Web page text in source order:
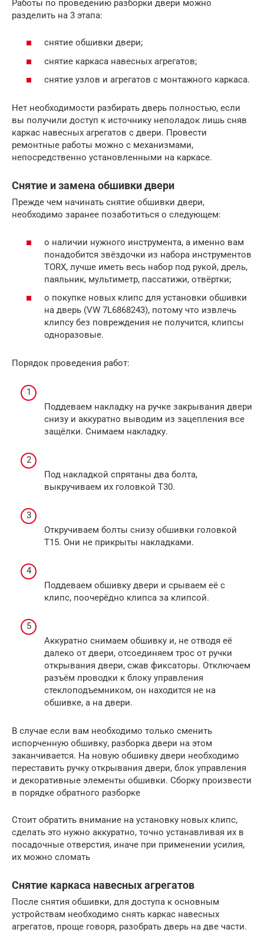
Работы по проведению разборки двери можно
разделить на 3 этапа:
снятие обшивки двери;
снятие каркаса навесных агрегатов;
снятие узлов и агрегатов с монтажного каркаса.
Нет необходимости разбирать дверь полностью, если
вы получили доступ к источнику неполадок лишь сняв
каркас навесных агрегатов с двери. Провести
ремонтные работы можно с механизмами,
непосредственно установленными на каркасе.
Снятие и замена обшивки двери
Прежде чем начинать снятие обшивки двери,
необходимо заранее позаботиться о следующем:
о наличии нужного инструмента, а именно вам
понадобится звёздочки из набора инструментов
TORX, лучше иметь весь набор под рукой, дрель,
паяльник, мультиметр, пассатижи, отвёртки;
о покупке новых клипс для установки обшивки
на дверь (VW 7L6868243), потому что извлечь
клипсу без повреждения не получится, клипсы
одноразовые.
Порядок проведения работ:
Поддеваем накладку на ручке закрывания двери
снизу и аккуратно выводим из зацепления все
защёлки. Снимаем накладку.
Под накладкой спрятаны два болта,
выкручиваем их головкой Т30.
Откручиваем болты снизу обшивки головкой
Т15. Они не прикрыты накладками.
Поддеваем обшивку двери и срываем её с
клипс, поочерёдно клипса за клипсой.
Аккуратно снимаем обшивку и, не отводя её
далеко от двери, отсоединяем трос от ручки
открывания двери, сжав фиксаторы. Отключаем
разъём проводки к блоку управления
стеклоподъемником, он находится не на
обшивке, а на двери.
В случае если вам необходимо только сменить
испорченную обшивку, разборка двери на этом
заканчивается. На новую обшивку двери необходимо
переставить ручку открывания двери, блок управления
и декоративные элементы обшивки. Сборку произвести
в порядке обратного разборке
Стоит обратить внимание на установку новых клипс,
сделать это нужно аккуратно, точно устанавливая их в
посадочные отверстия, иначе при применении усилия,
их можно сломать
Снятие каркаса навесных агрегатов
После снятия обшивки, для доступа к основным
устройствам необходимо снять каркас навесных
агрегатов, проще говоря, разобрать дверь на две части.